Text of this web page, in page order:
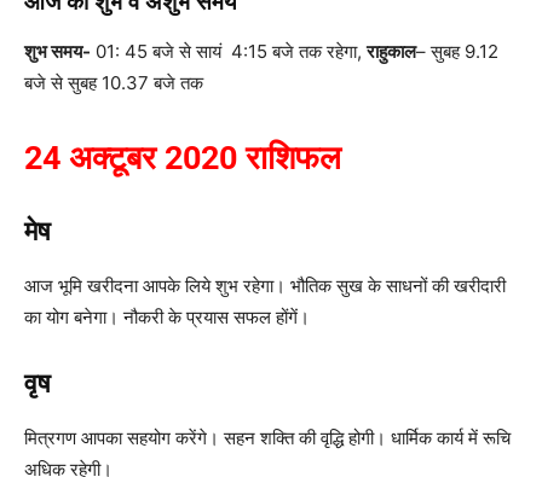
शुभ समय- 01: 45 बजे से सायं 4:15 बजे तक रहेगा,राहुकाल– सुबह 9.12
बजे से सुबह 10.37 बजे तक
24 अक्टूबर2020राशिफल
मेष
आज भूमि खरीदना आपके लिये शुभ रहेगा। भौतिक सुख के साधनों की खरीदारी
का योग बनेगा। नौकरी के प्रयास सफल होंगें।
वृष
मित्रगण आपका सहयोग करेंगे। सहन शक्ति की वृद्धि होगी। धार्मिक कार्य में रूचि
अधिक रहेगी।